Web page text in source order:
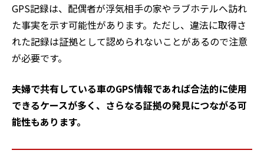
GPS記録は、配偶者が浮気相手の家やラブホテルへ訪れ
た事実を示す可能性があります。ただし、違法に取得さ
れた記録は証拠として認められないことがあるので注意
が必要です。
夫婦で共有している車のGPS情報であれば合法的に使用
できるケースが多く、さらなる証拠の発見につながる可
能性もあります。